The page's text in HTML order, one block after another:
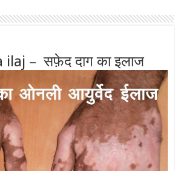
ilaj – सफ़ेद दाग का इलाज